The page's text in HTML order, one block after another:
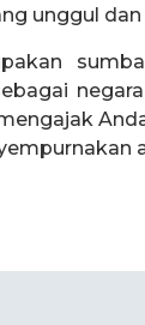
unggul